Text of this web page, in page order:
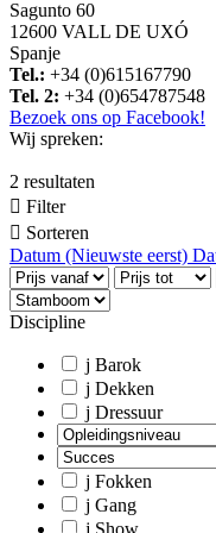
Sagunto 60
12600 VALL DE UXÓ
Spanje
Tel.: +34 (0)615167790
Tel. 2: +34 (0)654787548
Bezoek ons op Facebook!
Wij spreken:
2 resultaten
 Filter
 Sorteren
Datum (Nieuwste eerst)
Discipline
j Barok
j Dekken
j Dressuur
j Fokken
j Gang
j Show